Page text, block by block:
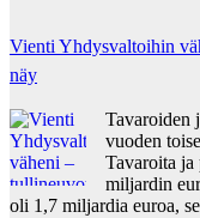
Vienti Yhdysvaltoihin
näy
Tavaroiden
vuoden
Tavaroita
miljardin
oli 1,7 miljardia euroa,